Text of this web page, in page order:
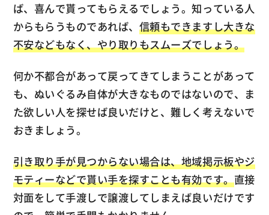
ば、喜んで貰ってもらえるでしょう。知っている人
からもらうものであれば、 信頼もできますし大きな
不安などもなく、やり取りもスムーズでしょう。
何か不都合があって戻ってきてしまうことがあって
も、ぬいぐるみ自体が大きなものではないので、ま
た欲しい人を探せば良いだけと、難しく考えないで
おきましょう。
引き取り手が見つからない場合は、地域掲示板やジ
モティーなどで貰い手を探すことも有効です。直接
対面をして手渡しで譲渡してしまえば良いだけです